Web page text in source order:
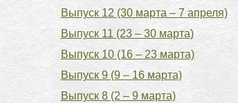
Выпуск 12 (30 марта – 7 апреля)
Выпуск 11 (23 – 30 марта)
Выпуск 10 (16 – 23 марта)
Выпуск 9 (9 – 16 марта)
Выпуск 8 (2 – 9 марта)